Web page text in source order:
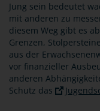
Jung sein bedeutet
mit anderen zu
diesem Weg gibt es
Grenzen,
aus der
vor finanzieller
anderen
Schutz das